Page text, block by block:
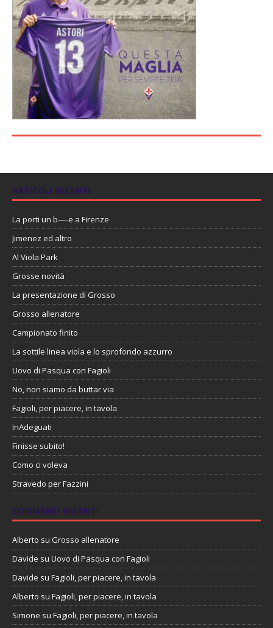
ARTICOLI RECENTI
La porti un b—-e a Firenze
Jimenez ed altro
Al Viola Park
Grosse novità
La presentazione di Grosso
Grosso allenatore
Campionato finito
La sottile linea viola e lo sprofondo azzurro
Uovo di Pasqua con Fagioli
No, non siamo da buttar via
Fagioli, per piacere, in tavola
InAdeguati
Finisse subito!
Como ci voleva
Stravedo per Fazzini
COMMENTI RECENTI
Alberto su Grosso allenatore
Davide su Uovo di Pasqua con Fagioli
Davide su Fagioli, per piacere, in tavola
Alberto su Fagioli, per piacere, in tavola
Simone su Fagioli, per piacere, in tavola